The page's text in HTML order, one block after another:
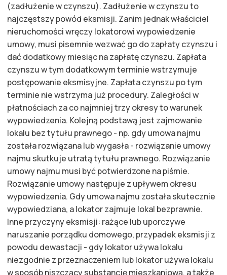
(zadłużenie w czynszu). Zadłużenie w czynszu to
najczęstszy powód eksmisji. Zanim jednak właściciel
nieruchomości wręczy lokatorowi wypowiedzenie
umowy, musi pisemnie wezwać go do zapłaty czynszu i
dać dodatkowy miesiąc na zapłatę czynszu. Zapłata
czynszu w tym dodatkowym terminie wstrzymuje
postępowanie eksmisyjne. Zapłata czynszu po tym
terminie nie wstrzyma już procedury. Zaległości w
płatnościach za co najmniej trzy okresy to warunek
wypowiedzenia. Kolejną podstawą jest zajmowanie
lokalu bez tytułu prawnego - np. gdy umowa najmu
została rozwiązana lub wygasła - rozwiązanie umowy
najmu skutkuje utratą tytułu prawnego. Rozwiązanie
umowy najmu musi być potwierdzone na piśmie.
Rozwiązanie umowy następuje z upływem okresu
wypowiedzenia. Gdy umowa najmu została skutecznie
wypowiedziana, a lokator zajmuje lokal bezprawnie.
Inne przyczyny eksmisji: rażące lub uporczywe
naruszanie porządku domowego, przypadek eksmisji z
powodu dewastacji - gdy lokator używa lokalu
niezgodnie z przeznaczeniem lub lokator używa lokalu
w sposób niszczący substancję mieszkaniową, a także